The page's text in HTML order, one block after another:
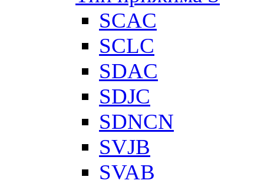
SCAC
SCLC
SDAC
SDJC
SDNCN
SVJB
SVAB